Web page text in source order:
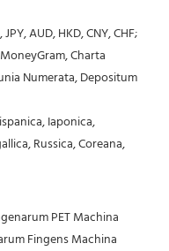
AUD, HKD, CNY, CHF;
Numerata, Depositum
Russica, Coreana,
Fingens Machina